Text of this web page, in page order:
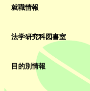
就職情報
法学研究科図書室
目的別情報